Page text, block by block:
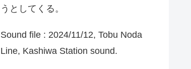
うとしてくる。
Sound file : 2024/11/12, Tobu Noda
Line, Kashiwa Station sound.